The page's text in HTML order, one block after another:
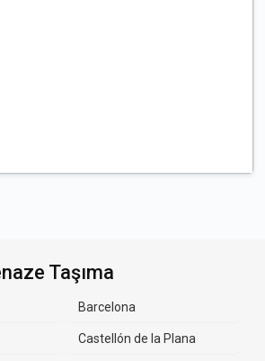
Taşıma
Barcelona
Castellón de la Plana